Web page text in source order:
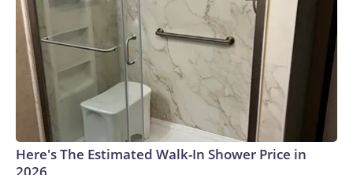
Here's The Estimated Walk-In Shower Price in